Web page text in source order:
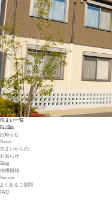
住まい一覧
Facility
お知らせ
News
住まいからの
お知らせ
Blog
採用情報
Recruit
よくあるご質問
FAQ